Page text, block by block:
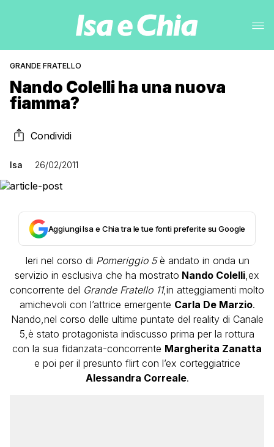
GRANDE FRATELLO
Nando Colelli ha una nuova
fiamma?
Condividi
Isa 26/02/2011
Aggiungi Isa e Chia tra le tue fonti preferite su Google
Ieri nel corso di Pomeriggio 5è andato in onda un
servizio in esclusiva che ha mostrato Nando Colelli,ex
concorrente del Grande Fratello 11,in atteggiamenti molto
amichevoli con l’attrice emergente Carla De Marzio.
Nando,nel corso delle ultime puntate del reality di Canale
5,è stato protagonista indiscusso prima per la rottura
con la sua fidanzata-concorrente Margherita Zanatta
e poi per il presunto flirt con l’ex corteggiatrice
Alessandra Correale.